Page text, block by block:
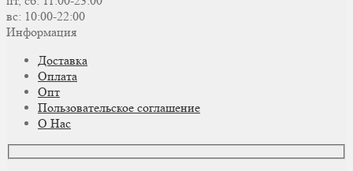
вс: 10:00-22:00
Информация
Доставка
Оплата
Опт
Пользовательское соглашение
О Нас